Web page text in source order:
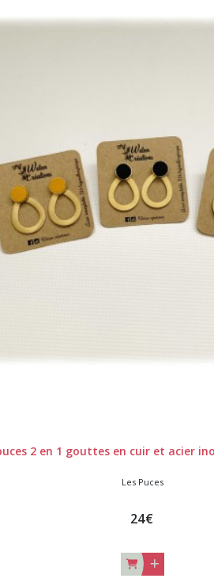
2 en 1 gouttes en cuir et acier
Les Puces
24€